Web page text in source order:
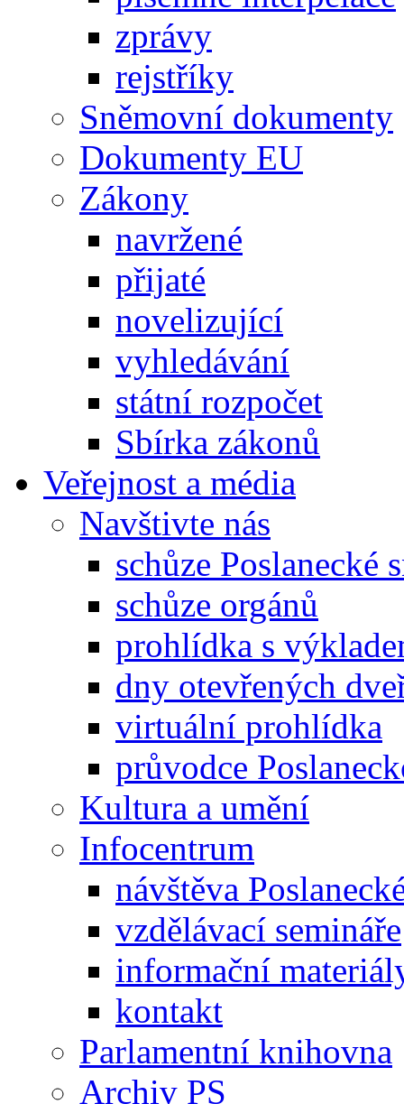
zprávy
rejstříky
Sněmovní dokumenty
Dokumenty EU
Zákony
navržené
přijaté
novelizující
vyhledávání
státní rozpočet
Sbírka zákonů
Veřejnost a média
Navštivte nás
schůze Poslanecké
schůze orgánů
prohlídka s
dny otevřených
virtuální prohlídka
průvodce
Kultura a umění
Infocentrum
návštěva
vzdělávací semináře
informační
kontakt
Parlamentní knihovna
Archiv PS